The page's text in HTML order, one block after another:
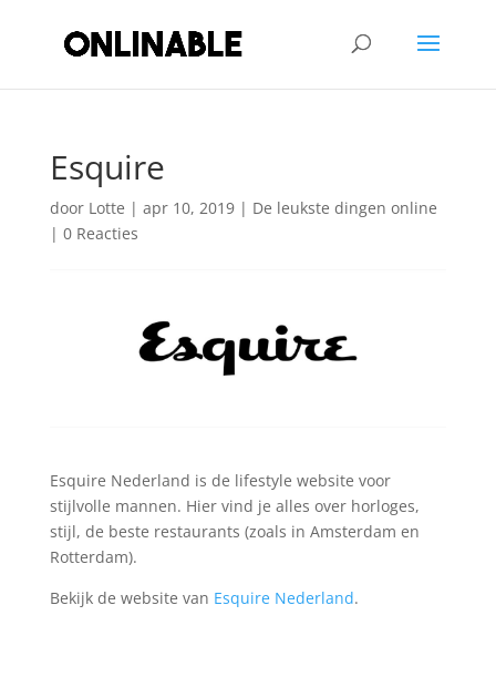
Esquire
door Lotte | apr 10, 2019| De leukste dingen online
| 0 Reacties
Esquire Nederland is de lifestyle website voor
stijlvolle mannen. Hier vind je alles over horloges,
stijl, de beste restaurants (zoals in Amsterdam en
Rotterdam).
Bekijk de website van Esquire Nederland.